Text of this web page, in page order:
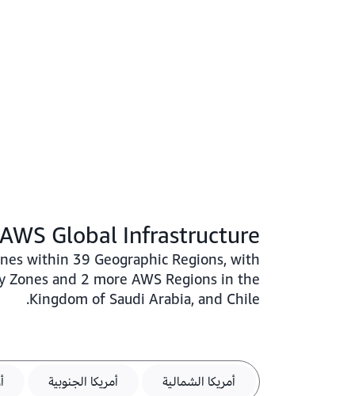
AWS Global Infrastructure
within 39 Geographic Regions, with
and 2 more AWS Regions in the
Kingdom of Saudi Arabia, and Chile.
أمريكا الشمالية أمريكا الجنوبية